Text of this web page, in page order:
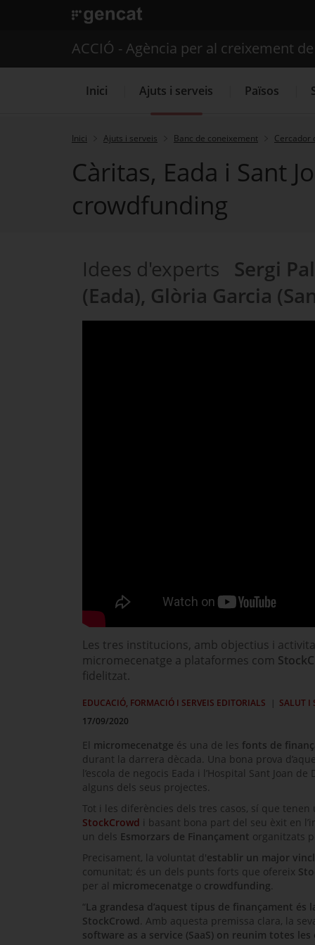
. Obre en una nova finestra.
Serveis d'internacionalització
ACCIÓ - Agència per al creixement
Inici Ajuts i serveis Països
Inici Ajuts i serveis Banc de coneixement Cercador
Càritas, Eada i Sant
crowdfunding
Idees d'experts Sergi
(Eada), Glòria Garcia
Les tres institucions, amb objectius i
micromecenatge a plataformes com
fidelitzat.
EDUCACIÓ, FORMACIÓ I SERVEIS EDITORIALS
SALUT I
17/09/2020
El micromecenatge és una de les fonts de
durant la darrera dècada. Una bona prova
l’escola de negocis Eada i l’Hospital Sant Joan
alguns dels seus projectes.
Tot i les diferències dels tres casos, sí que
StockCrowd i basant bona part del seu èxit en
un dels Esmorzars de Finançament organitzats
Precisament, la voluntat d'establir un major
comunitat; és un dels punts forts que ofereix
per al micromecenatge o crowdfunding.
“La grandesa d’aquest tipus de finançament és
StockCrowd. Amb aquesta premissa clara, la
software as a service (SaaS) on reunim totes